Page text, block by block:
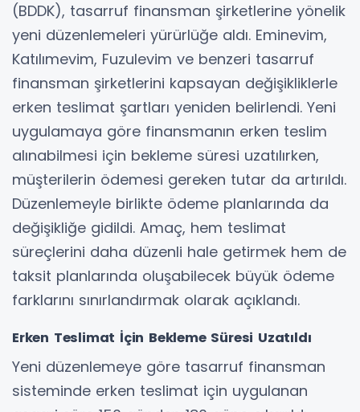
(BDDK), tasarruf finansman şirketlerine yönelik
yeni düzenlemeleri yürürlüğe aldı. Eminevim,
Katılımevim, Fuzulevim ve benzeri tasarruf
finansman şirketlerini kapsayan değişikliklerle
erken teslimat şartları yeniden belirlendi. Yeni
uygulamaya göre finansmanın erken teslim
alınabilmesi için bekleme süresi uzatılırken,
müşterilerin ödemesi gereken tutar da artırıldı.
Düzenlemeyle birlikte ödeme planlarında da
değişikliğe gidildi. Amaç, hem teslimat
süreçlerini daha düzenli hale getirmek hem de
taksit planlarında oluşabilecek büyük ödeme
farklarını sınırlandırmak olarak açıklandı.
Erken Teslimat İçin Bekleme Süresi Uzatıldı
Yeni düzenlemeye göre tasarruf finansman
sisteminde erken teslimat için uygulanan